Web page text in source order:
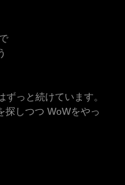
っと続けています。
探しつつ WoWをやっ